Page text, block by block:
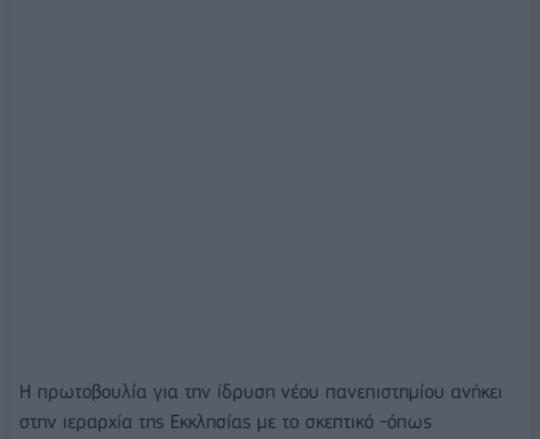
Η πρωτοβουλία για την ίδρυση νέου πανεπιστημίου ανήκει
στην ιεραρχία της Εκκλησίας με το σκεπτικό -όπως